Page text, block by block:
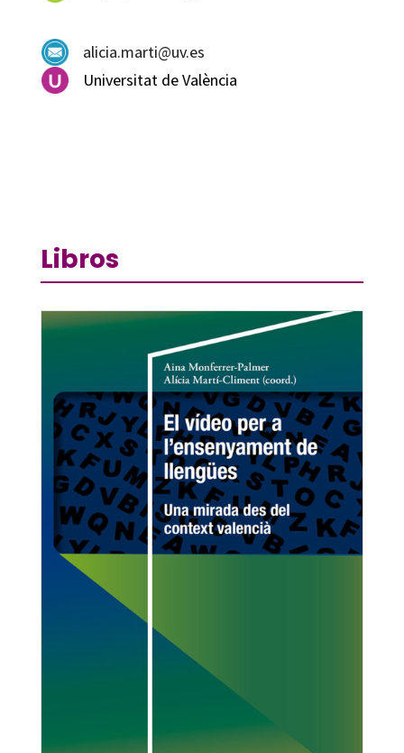
alicia.marti@uv.es
Universitat de València
Libros